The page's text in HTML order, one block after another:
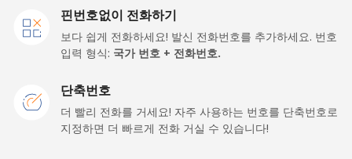
유선 전화 ⁦32.9¢⁩ 15 분/ ⁦$5⁩ -
Kuwait
핀번호없이 전화하기
보다 쉽게 전화하세요! 발신 전화번호를 추가하세요. 번호
입력 형식: 국가 번호 + 전화번호.
단축번호
더 빨리 전화를 거세요! 자주 사용하는 번호를 단축번호로
지정하면 더 빠르게 전화 거실 수 있습니다!